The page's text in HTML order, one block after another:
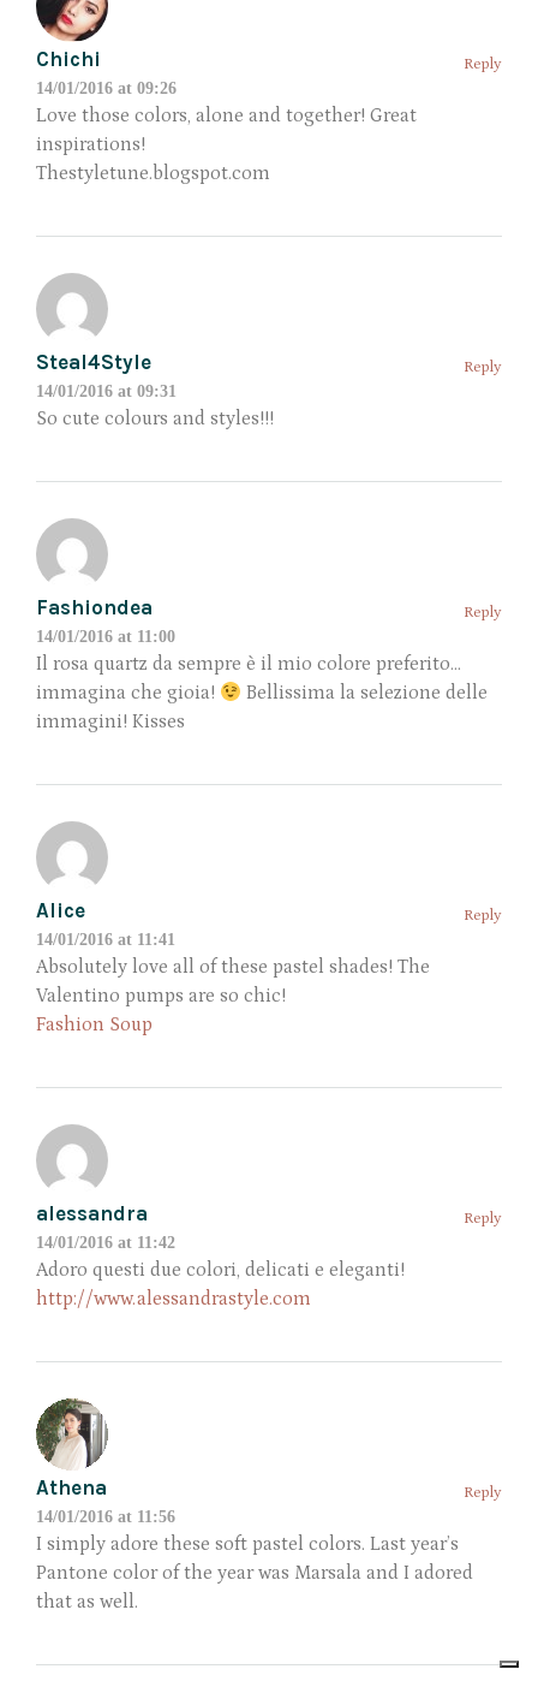
Chichi
14/01/2016 at 09:26
Reply
Love those colors, alone and together! Great
inspirations!
Thestyletune.blogspot.com
Steal4Style
14/01/2016 at 09:31
Reply
So cute colours and styles!!!
Fashiondea
14/01/2016 at 11:00
Reply
Il rosa quartz da sempre è il mio colore preferito…
immagina che gioia!
Bellissima la selezione delle
immagini! Kisses
Alice
14/01/2016 at 11:41
Reply
Absolutely love all of these pastel shades! The
Valentino pumps are so chic!
Fashion Soup
alessandra
14/01/2016 at 11:42
Reply
Adoro questi due colori, delicati e eleganti!
http://www.alessandrastyle.com
Athena
14/01/2016 at 11:56
Reply
I simply adore these soft pastel colors. Last year’s
Pantone color of the year was Marsala and I adored
that as well.